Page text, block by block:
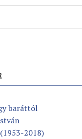
baráttól
2018)